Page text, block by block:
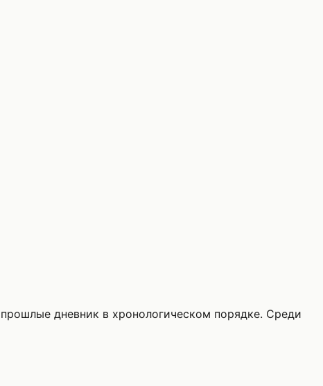
дневник в хронологическом порядке. Среди